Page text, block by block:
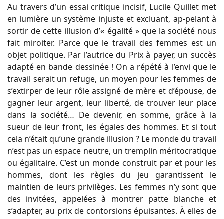
Au travers d’un essai critique incisif, Lucile Quillet met
en lumière un système injuste et excluant, ap-pelant à
sortir de cette illusion d’« égalité » que la société nous
fait miroiter. Parce que le travail des femmes est un
objet politique. Par l’autrice du Prix à payer, un succès
adapté en bande dessinée ! On a répété à l’envi que le
travail serait un refuge, un moyen pour les femmes de
s’extirper de leur rôle assigné de mère et d’épouse, de
gagner leur argent, leur liberté, de trouver leur place
dans la société… De devenir, en somme, grâce à la
sueur de leur front, les égales des hommes. Et si tout
cela n’était qu’une grande illusion ? Le monde du travail
n’est pas un espace neutre, un tremplin méritocratique
ou égalitaire. C’est un monde construit par et pour les
hommes, dont les règles du jeu garantissent le
maintien de leurs privilèges. Les femmes n’y sont que
des invitées, appelées à montrer patte blanche et
s’adapter, au prix de contorsions épuisantes. À elles de